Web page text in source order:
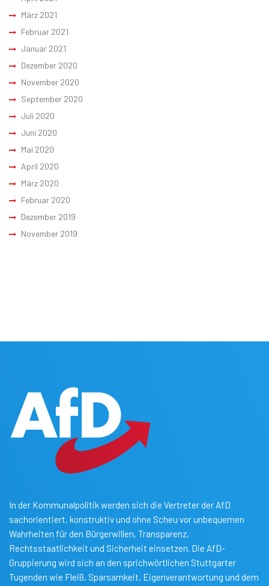
März 2021
Februar 2021
Januar 2021
Dezember 2020
November 2020
September 2020
Juli 2020
Juni 2020
Mai 2020
April 2020
März 2020
Februar 2020
Dezember 2019
November 2019
In der Kommunalpolitik werden sich die Vertreter der AfD
sachorientiert, konstruktiv und ohne Scheu vor unbequemen
Wahrheiten für den Bürgerwillen, Transparenz,
Rechtsstaatlichkeit und Sicherheit einsetzen. Die AfD-
Gruppierung wird sich an den sprichwörtlichen Stuttgarter
Tugenden wie Fleiß, Sparsamkeit, Eigenverantwortung und dem